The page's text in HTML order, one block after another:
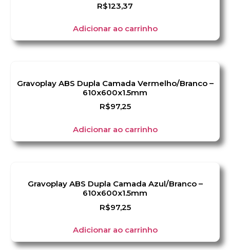
R$123,37
Adicionar ao carrinho
Gravoplay ABS Dupla Camada Vermelho/Branco –
610x600x1.5mm
R$97,25
Adicionar ao carrinho
Gravoplay ABS Dupla Camada Azul/Branco –
610x600x1.5mm
R$97,25
Adicionar ao carrinho